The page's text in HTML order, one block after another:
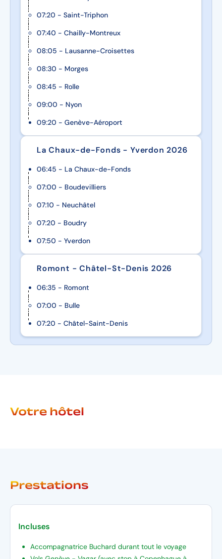
07:20 - Saint-Triphon
07:40 - Chailly-Montreux
08:05 - Lausanne-Croisettes
08:30 - Morges
08:45 - Rolle
09:00 - Nyon
09:20 - Genève-Aéroport
La Chaux-de-Fonds - Yverdon 2026
06:45 - La Chaux-de-Fonds
07:00 - Boudevilliers
07:10 - Neuchâtel
07:20 - Boudry
07:50 - Yverdon
Romont - Châtel-St-Denis 2026
06:35 - Romont
07:00 - Bulle
07:20 - Châtel-Saint-Denis
Votre hôtel
Prestations
Incluses
Accompagnatrice Buchard durant tout le voyage